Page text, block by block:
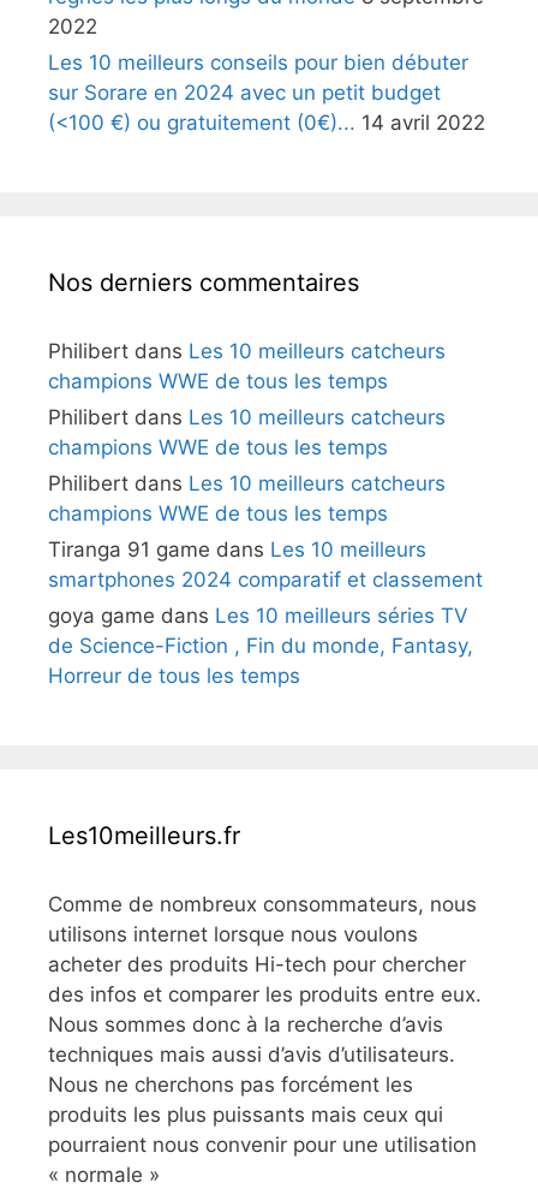
2022
Les 10 meilleurs conseils pour bien débuter
sur Sorare en 2024 avec un petit budget
(<100 €) ou gratuitement (0€)... 14 avril 2022
Nos derniers commentaires
Philibert dans Les 10 meilleurs catcheurs
champions WWE de tous les temps
Philibert dans Les 10 meilleurs catcheurs
champions WWE de tous les temps
Philibert dans Les 10 meilleurs catcheurs
champions WWE de tous les temps
Tiranga 91 game dans Les 10 meilleurs
smartphones 2024 comparatif et classement
goya game dans Les 10 meilleurs séries TV
de Science-Fiction , Fin du monde, Fantasy,
Horreur de tous les temps
Les10meilleurs.fr
Comme de nombreux consommateurs, nous
utilisons internet lorsque nous voulons
acheter des produits Hi-tech pour chercher
des infos et comparer les produits entre eux.
Nous sommes donc à la recherche d’avis
techniques mais aussi d’avis d’utilisateurs.
Nous ne cherchons pas forcément les
produits les plus puissants mais ceux qui
pourraient nous convenir pour une utilisation
« normale »